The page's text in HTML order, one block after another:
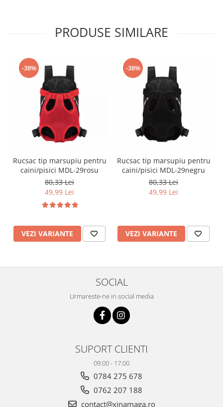
PRODUSE SIMILARE
-38%
Rucsac tip marsupiu pentru
caini/pisici MDL-29rosu
80,33 Lei
49,99 Lei
VEZI VARIANTE
-38%
Rucsac tip marsupiu pentru
caini/pisici MDL-29negru
80,33 Lei
49,99 Lei
VEZI VARIANTE
SOCIAL
Urmareste-ne in social media
SUPORT CLIENTI
09:00 - 17:00
0784 275 678
0762 207 188
contact@xinamaga.ro